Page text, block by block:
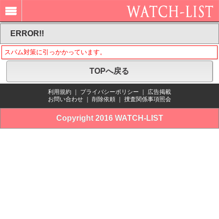
ERROR!!
スパム対策に引っかかっています。
TOPへ戻る
利用規約 プライバシーポリシー
広告掲載
お問い合わせ
削除依頼 捜査関係事項照会
Copyright 2016 WATCH-LIST